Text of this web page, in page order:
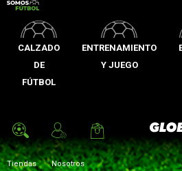
CALZADO
DE
FÚTBOL
ENTRENAMIENTO
Y JUEGO
Global
Tiendas Nosotros